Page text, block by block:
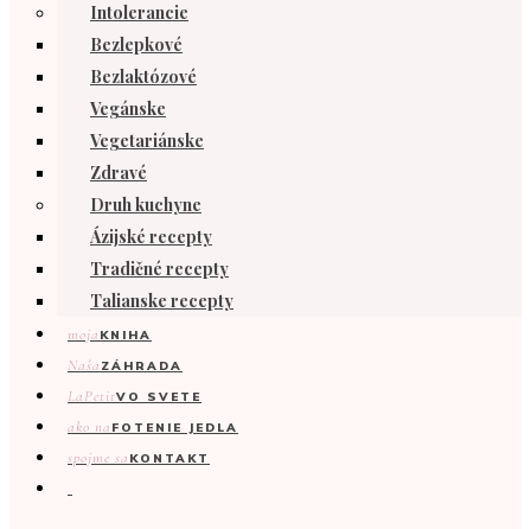
Intolerancie
Bezlepkové
Bezlaktózové
Vegánske
Vegetariánske
Zdravé
Druh kuchyne
Ázijské recepty
Tradičné recepty
Talianske recepty
moja KNIHA
Naša ZÁHRADA
LaPetitVO SVETE
ako na FOTENIE JEDLA
spojme sa KONTAKT